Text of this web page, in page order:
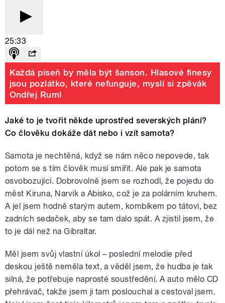
25:33
Každá píseň by měla být šanson. Hlasové finesy
jsou pozlátko, které nefunguje, myslí si zpěvák
Ondřej Ruml
Jaké to je tvořit někde uprostřed severských plání?
Co člověku dokáže dát nebo i vzít samota?
Samota je nechtěná, když se nám něco nepovede, tak
potom se s tím člověk musí smířit. Ale pak je samota
osvobozující. Dobrovolně jsem se rozhodl, že pojedu do
měst Kiruna, Narvik a Abisko, což je za polárním kruhem.
A jel jsem hodně starým autem, kombíkem po tátovi, bez
zadních sedaček, aby se tam dalo spát. A zjistil jsem, že
to je dál než na Gibraltar.
Měl jsem svůj vlastní úkol – poslední melodie před
deskou ještě neměla text, a věděl jsem, že hudba je tak
silná, že potřebuje naprosté soustředění. A auto mělo CD
přehrávač, takže jsem ji tam poslouchal a cestoval jsem.